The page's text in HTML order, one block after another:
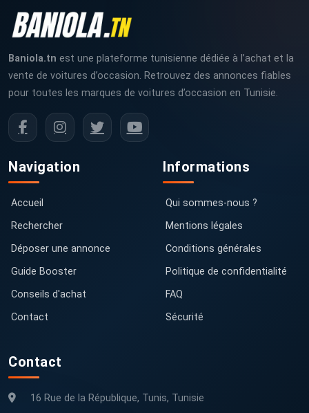
Baniola.tn est une plateforme tunisienne dédiée à l’achat et la
vente de voitures d’occasion. Retrouvez des annonces fiables
pour toutes les marques de voitures d’occasion en Tunisie.
Navigation
Accueil
Rechercher
Déposer une annonce
Guide Booster
Conseils d'achat
Contact
Informations
Qui sommes-nous ?
Mentions légales
Conditions générales
Politique de confidentialité
FAQ
Sécurité
Contact
16 Rue de la République, Tunis, Tunisie